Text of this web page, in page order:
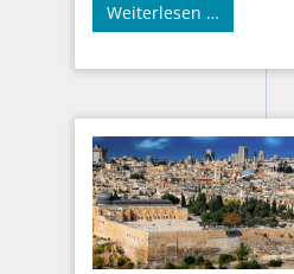
Weiterlesen …